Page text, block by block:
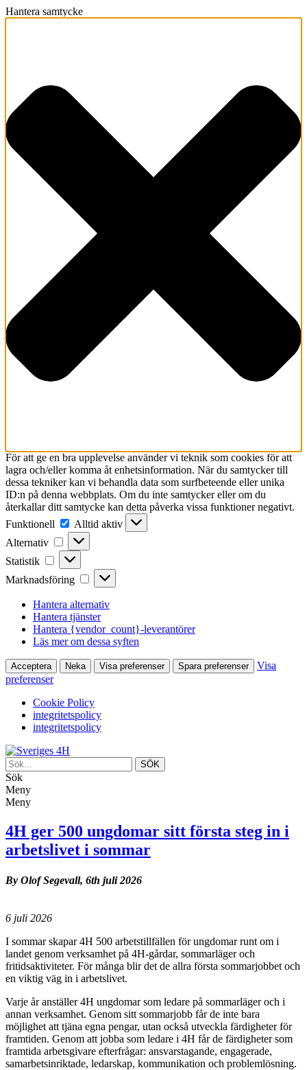
Hantera samtycke
För att ge en bra upplevelse använder vi teknik som cookies för att
lagra och/eller komma åt enhetsinformation. När du samtycker till
dessa tekniker kan vi behandla data som surfbeteende eller unika
ID:n på denna webbplats. Om du inte samtycker eller om du
återkallar ditt samtycke kan detta påverka vissa funktioner negativt.
Funktionell
Funktionell
Alltid aktiv
Alternativ
Alternativ
Statistik Statistik
Marknadsföring Marknadsföring
Hantera alternativ
Hantera tjänster
Hantera {vendor_count}-leverantörer
Läs mer om dessa syften
Acceptera Neka Visa preferenser Spara preferenser
Visa
preferenser
Cookie Policy
integritetspolicy
integritetspolicy
Sök
Meny
Meny
4H ger 500 ungdomar sitt första steg in i
arbetslivet i sommar
By Olof Segevall, 6th juli 2026
6 juli 2026
I sommar skapar 4H 500 arbetstillfällen för ungdomar runt om i
landet genom verksamhet på 4H-gårdar, sommarläger och
fritidsaktiviteter. För många blir det de allra första sommarjobbet och
en viktig väg in i arbetslivet.
Varje år anställer 4H ungdomar som ledare på sommarläger och i
annan verksamhet. Genom sitt sommarjobb får de inte bara
möjlighet att tjäna egna pengar, utan också utveckla färdigheter för
framtiden. Genom att jobba som ledare i 4H får de färdigheter som
framtida arbetsgivare efterfrågar: ansvarstagande, engagerade,
samarbetsinriktade, ledarskap, kommunikation och problemlösning.